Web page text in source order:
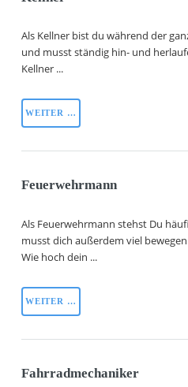
Als Kellner bist du während der
und musst ständig hin- und
Kellner ...
WEITER …
Feuerwehrmann
Als Feuerwehrmann stehst Du
musst dich außerdem viel
Wie hoch dein ...
WEITER …
Fahrradmechaniker